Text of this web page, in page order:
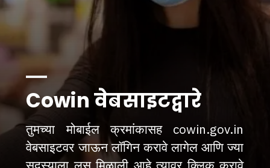
Cowin वेबसाइटद्वारे
तुमच्या मोबाईल क्रमांकासह cowin.gov.in
वेबसाइटवर जाऊन लॉगिन करावे लागेल आणि ज्या